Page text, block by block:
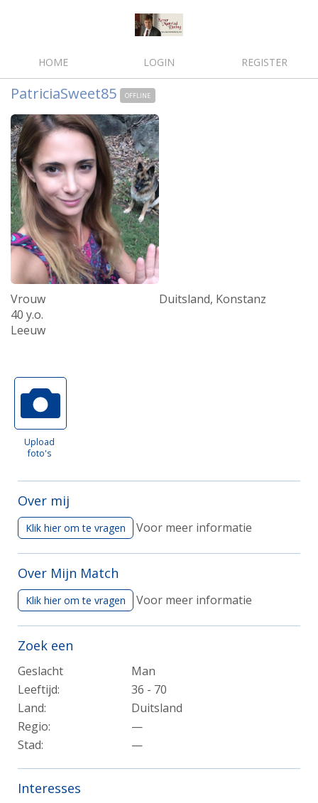
HOME LOGIN REGISTER
PatriciaSweet85 OFFLINE
Vrouw
40 y.o.
Leeuw
Duitsland, Konstanz
Upload
foto's
Over mij
Klik hier om te vragen Voor meer informatie
Over Mijn Match
Klik hier om te vragen Voor meer informatie
Zoek een
Geslacht
Man
Leeftijd:
36 - 70
Land:
Duitsland
Regio:
—
Stad:
—
Interesses